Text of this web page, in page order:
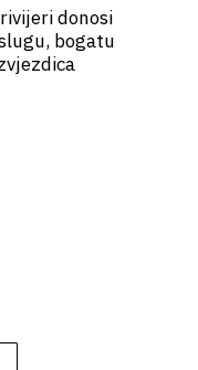
donosi
bogatu